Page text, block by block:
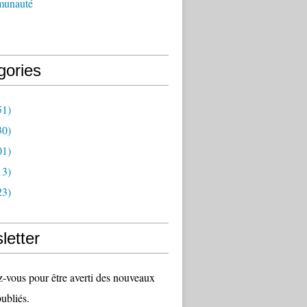
vous pour être averti des nouveaux